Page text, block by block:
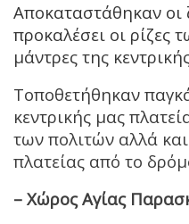
Αποκαταστάθηκαν οι
προκαλέσει οι ρίζες
μάντρες της
Τοποθετήθηκαν
κεντρικής μας
των πολιτών αλλά
πλατείας από το
– Χώρος Αγίας